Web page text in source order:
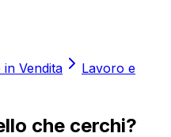
in Vendita
Lavoro e
che cerchi?